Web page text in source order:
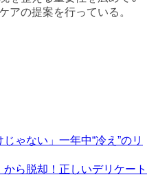
アの提案を行っている。
ゃない」一年中“冷え”のリ
から脱却！正しいデリケート